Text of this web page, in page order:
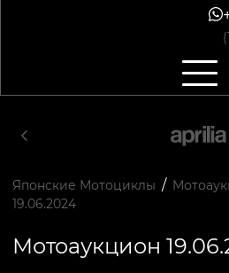
Японские Мотоциклы /
19.06.2024
Мотоаукцион